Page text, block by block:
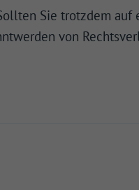
Sie trotzdem
von
Externe Medien (7)